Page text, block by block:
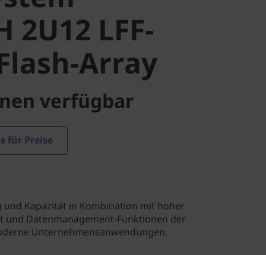
Array
2U12 LFF-
Array
verfügbar
für Preise
und Kapazität in Kombination mit hoher
und Datenmanagement-Funktionen der
Unternehmensanwendungen.